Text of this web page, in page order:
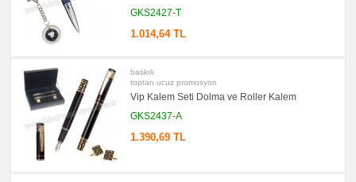
GKS2427-T
1.014,64 TL
baskılı
toptan ucuz promosyon
Vip Kalem Seti Dolma ve Roller Kalem
GKS2437-A
1.390,69 TL
promosyon
Evrak
Çantası
&
promosyon
Masa
Seti
&
Sümen
Takımı
promosyon